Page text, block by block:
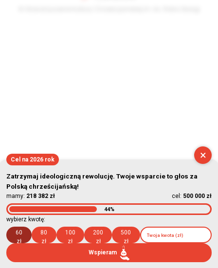
×
Cel na 2026 rok
Zatrzymaj ideologiczną rewolucję. Twoje wsparcie to głos za
Polską chrześcijańską!
mamy: 218 382 zł cel: 500 000 zł
44%
wybierz kwotę:
60
zł
80
zł
100
zł
200
zł
500
zł
Wspieram